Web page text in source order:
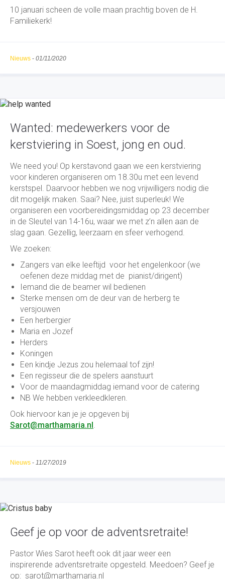
10 januari scheen de volle maan prachtig boven de H.
Familiekerk!
Nieuws - 01/11/2020
Wanted: medewerkers voor de
kerstviering in Soest, jong en oud.
We need you! Op kerstavond gaan we een kerstviering
voor kinderen organiseren om 18.30u met een levend
kerstspel. Daarvoor hebben we nog vrijwilligers nodig die
dit mogelijk maken. Saai? Nee, juist superleuk! We
organiseren een voorbereidingsmiddag op 23 december
in de Sleutel van 14-16u, waar we met z’n allen aan de
slag gaan. Gezellig, leerzaam en sfeer verhogend.
We zoeken:
Zangers van elke leeftijd voor het engelenkoor (we
oefenen deze middag met de pianist/dirigent)
Iemand die de beamer wil bedienen
Sterke mensen om de deur van de herberg te
versjouwen
Een herbergier
Maria en Jozef
Herders
Koningen
Een kindje Jezus zou helemaal tof zijn!
Een regisseur die de spelers aanstuurt
Voor de maandagmiddag iemand voor de catering
NB We hebben verkleedkleren.
Ook hiervoor kan je je opgeven bij
Sarot@marthamaria.nl.
Nieuws - 11/27/2019
Geef je op voor de adventsretraite!
Pastor Wies Sarot heeft ook dit jaar weer een
inspirerende adventsretraite opgesteld. Meedoen? Geef je
op: sarot@marthamaria.nl